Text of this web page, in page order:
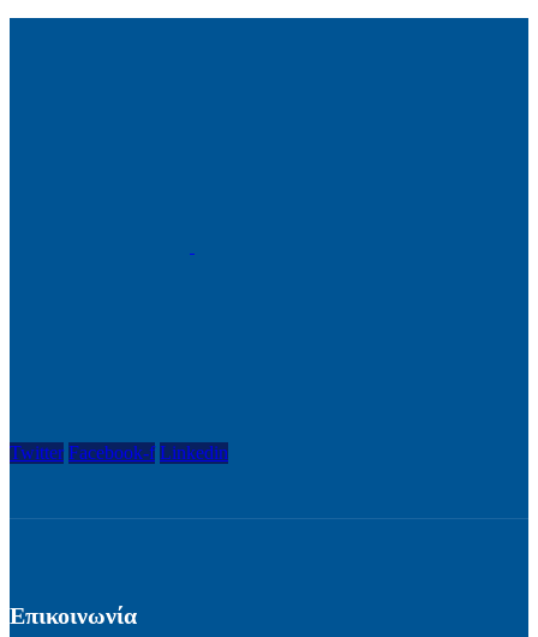
Twitter Facebook-f Linkedin
Επικοινωνία